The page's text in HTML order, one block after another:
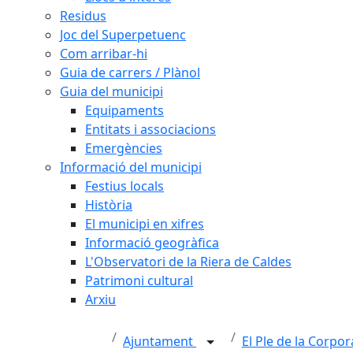
Residus
Joc del Superpetuenc
Com arribar-hi
Guia de carrers / Plànol
Guia del municipi
Equipaments
Entitats i associacions
Emergències
Informació del municipi
Festius locals
Història
El municipi en xifres
Informació geogràfica
L'Observatori de la Riera de Caldes
Patrimoni cultural
Arxiu
Ajuntament El Ple de la